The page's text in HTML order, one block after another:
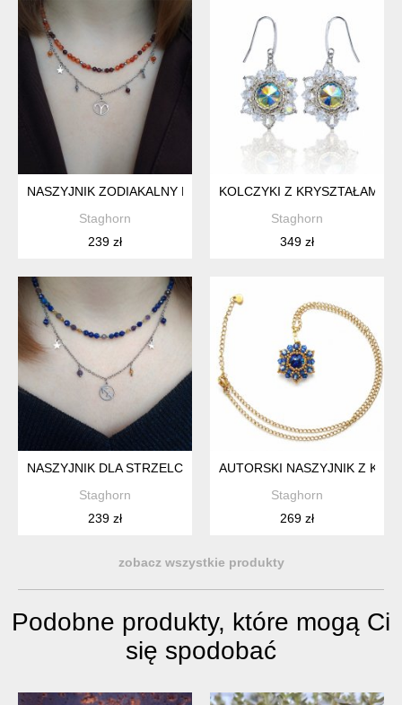
NASZYJNIK ZODIAKALNY DLA BARANA Z KARNEOLEM,
Staghorn
239 zł
KOLCZYKI Z KRYSZTAŁAMI
Staghorn
349 zł
NASZYJNIK DLA STRZELCA Z LAPIS LAZULI, AMETYSTEM I
Staghorn
239 zł
AUTORSKI NASZYJNIK Z
Staghorn
269 zł
zobacz wszystkie produkty
Podobne produkty, które mogą Ci
się spodobać